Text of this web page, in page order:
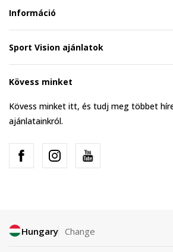
Információ
Sport Vision ajánlatok
Kövess minket
Kövess minket itt, és tudj meg többet
ajánlatainkról.
Hungary Change